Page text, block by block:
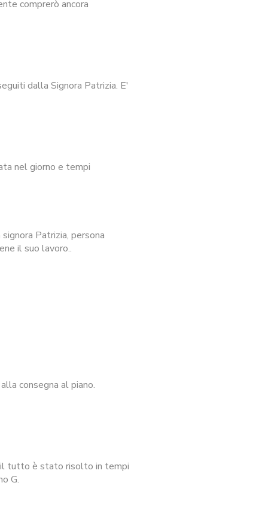
comprerò ancora
dalla Signora Patrizia. E'
nel giorno e tempi
Patrizia, persona
il suo lavoro..
consegna al piano.
il tutto è stato risolto in tempi
G.